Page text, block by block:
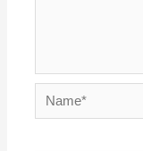
Name*